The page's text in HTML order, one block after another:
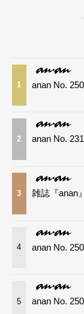
1 anan No.
2 anan No.
3 雑誌『anan
4 anan No.
5 anan No.